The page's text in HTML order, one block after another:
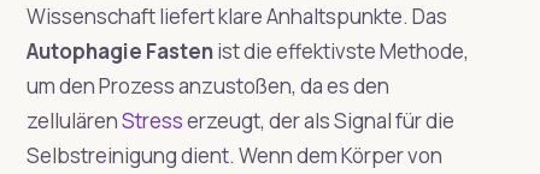
Wissenschaft liefert klare Anhaltspunkte. Das
Autophagie Fastenist die effektivste Methode,
um den Prozess anzustoßen, da es den
zellulärenStresserzeugt, der als Signal für die
Selbstreinigung dient. Wenn dem Körper von